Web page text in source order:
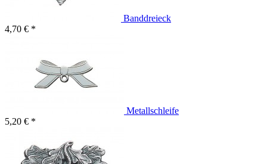
Banddreieck
4,70 € *
Metallschleife
5,20 € *